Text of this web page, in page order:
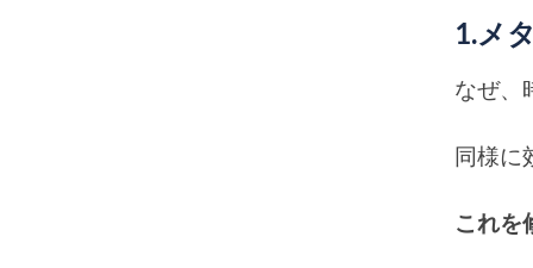
1.メ
なぜ、
同様に
これを